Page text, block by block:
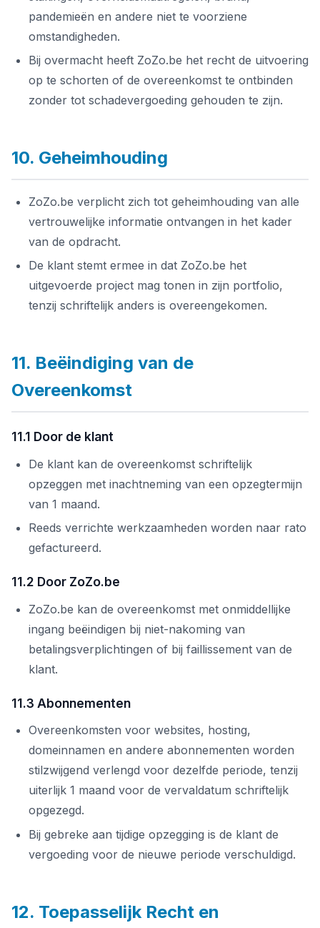
pandemieën en andere niet te voorziene
omstandigheden.
Bij overmacht heeft ZoZo.be het recht de uitvoering
op te schorten of de overeenkomst te ontbinden
zonder tot schadevergoeding gehouden te zijn.
10. Geheimhouding
ZoZo.be verplicht zich tot geheimhouding van alle
vertrouwelijke informatie ontvangen in het kader
van de opdracht.
De klant stemt ermee in dat ZoZo.be het
uitgevoerde project mag tonen in zijn portfolio,
tenzij schriftelijk anders is overeengekomen.
11. Beëindiging van de
Overeenkomst
11.1 Door de klant
De klant kan de overeenkomst schriftelijk
opzeggen met inachtneming van een opzegtermijn
van 1 maand.
Reeds verrichte werkzaamheden worden naar rato
gefactureerd.
11.2 Door ZoZo.be
ZoZo.be kan de overeenkomst met onmiddellijke
ingang beëindigen bij niet-nakoming van
betalingsverplichtingen of bij faillissement van de
klant.
11.3 Abonnementen
Overeenkomsten voor websites, hosting,
domeinnamen en andere abonnementen worden
stilzwijgend verlengd voor dezelfde periode, tenzij
uiterlijk 1 maand voor de vervaldatum schriftelijk
opgezegd.
Bij gebreke aan tijdige opzegging is de klant de
vergoeding voor de nieuwe periode verschuldigd.
12. Toepasselijk Recht en